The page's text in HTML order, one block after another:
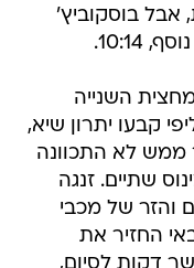
בוסקוביץ'
השנייה
קבעו יתרון שיא,
מאריבור ממש לא התכוונה
שתיים. זנגה
והזר של מכבי
גבאי החזיר את